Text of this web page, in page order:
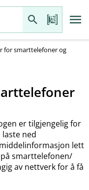
for smarttelefoner og
er tilgjengelig for
ned
lett
smarttelefonen​/​
av nettverk for å få